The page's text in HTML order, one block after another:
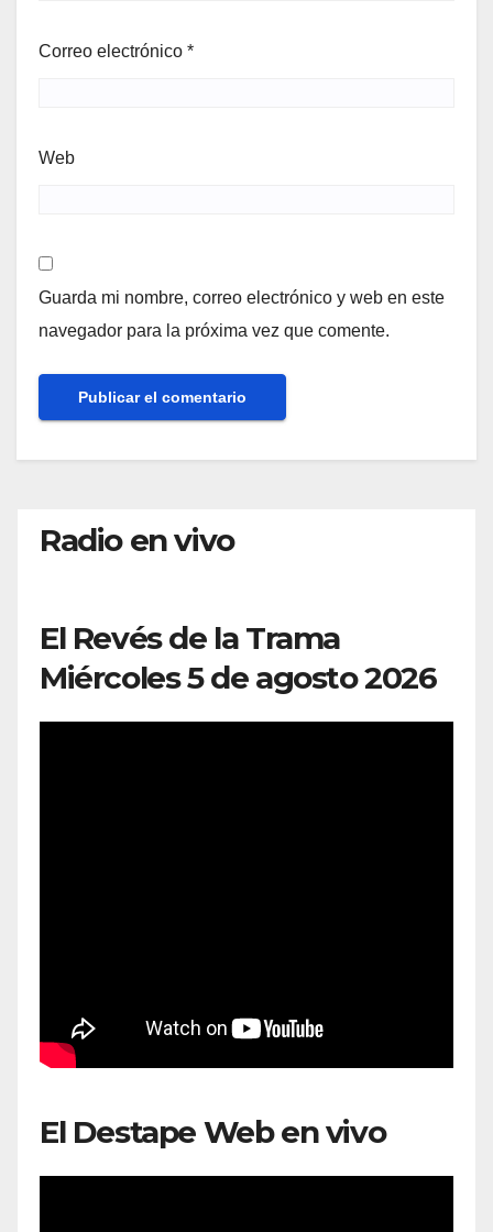
Correo electrónico *
Web
Guarda mi nombre, correo electrónico y web en este
navegador para la próxima vez que comente.
Radio en vivo
El Revés de la Trama
Miércoles 5 de agosto 2026
El Destape Web en vivo